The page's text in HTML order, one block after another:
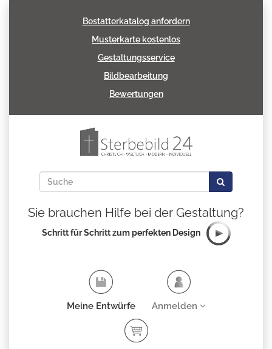
Bestatterkatalog anfordern
Musterkarte kostenlos
Gestaltungsservice
Bildbearbeitung
Bewertungen
Sie brauchen Hilfe bei der Gestaltung?
Schritt für Schritt zum perfekten Design
Meine Entwürfe Anmelden